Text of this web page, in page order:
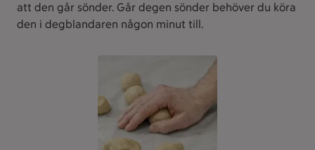
att den går sönder. Går degen sönder behöver du köra
den i degblandaren någon minut till.